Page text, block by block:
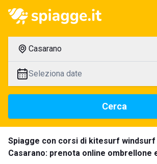
Casarano
Seleziona date
Cerca
Spiagge con corsi di kitesurf windsurf
Casarano: prenota online ombrellone